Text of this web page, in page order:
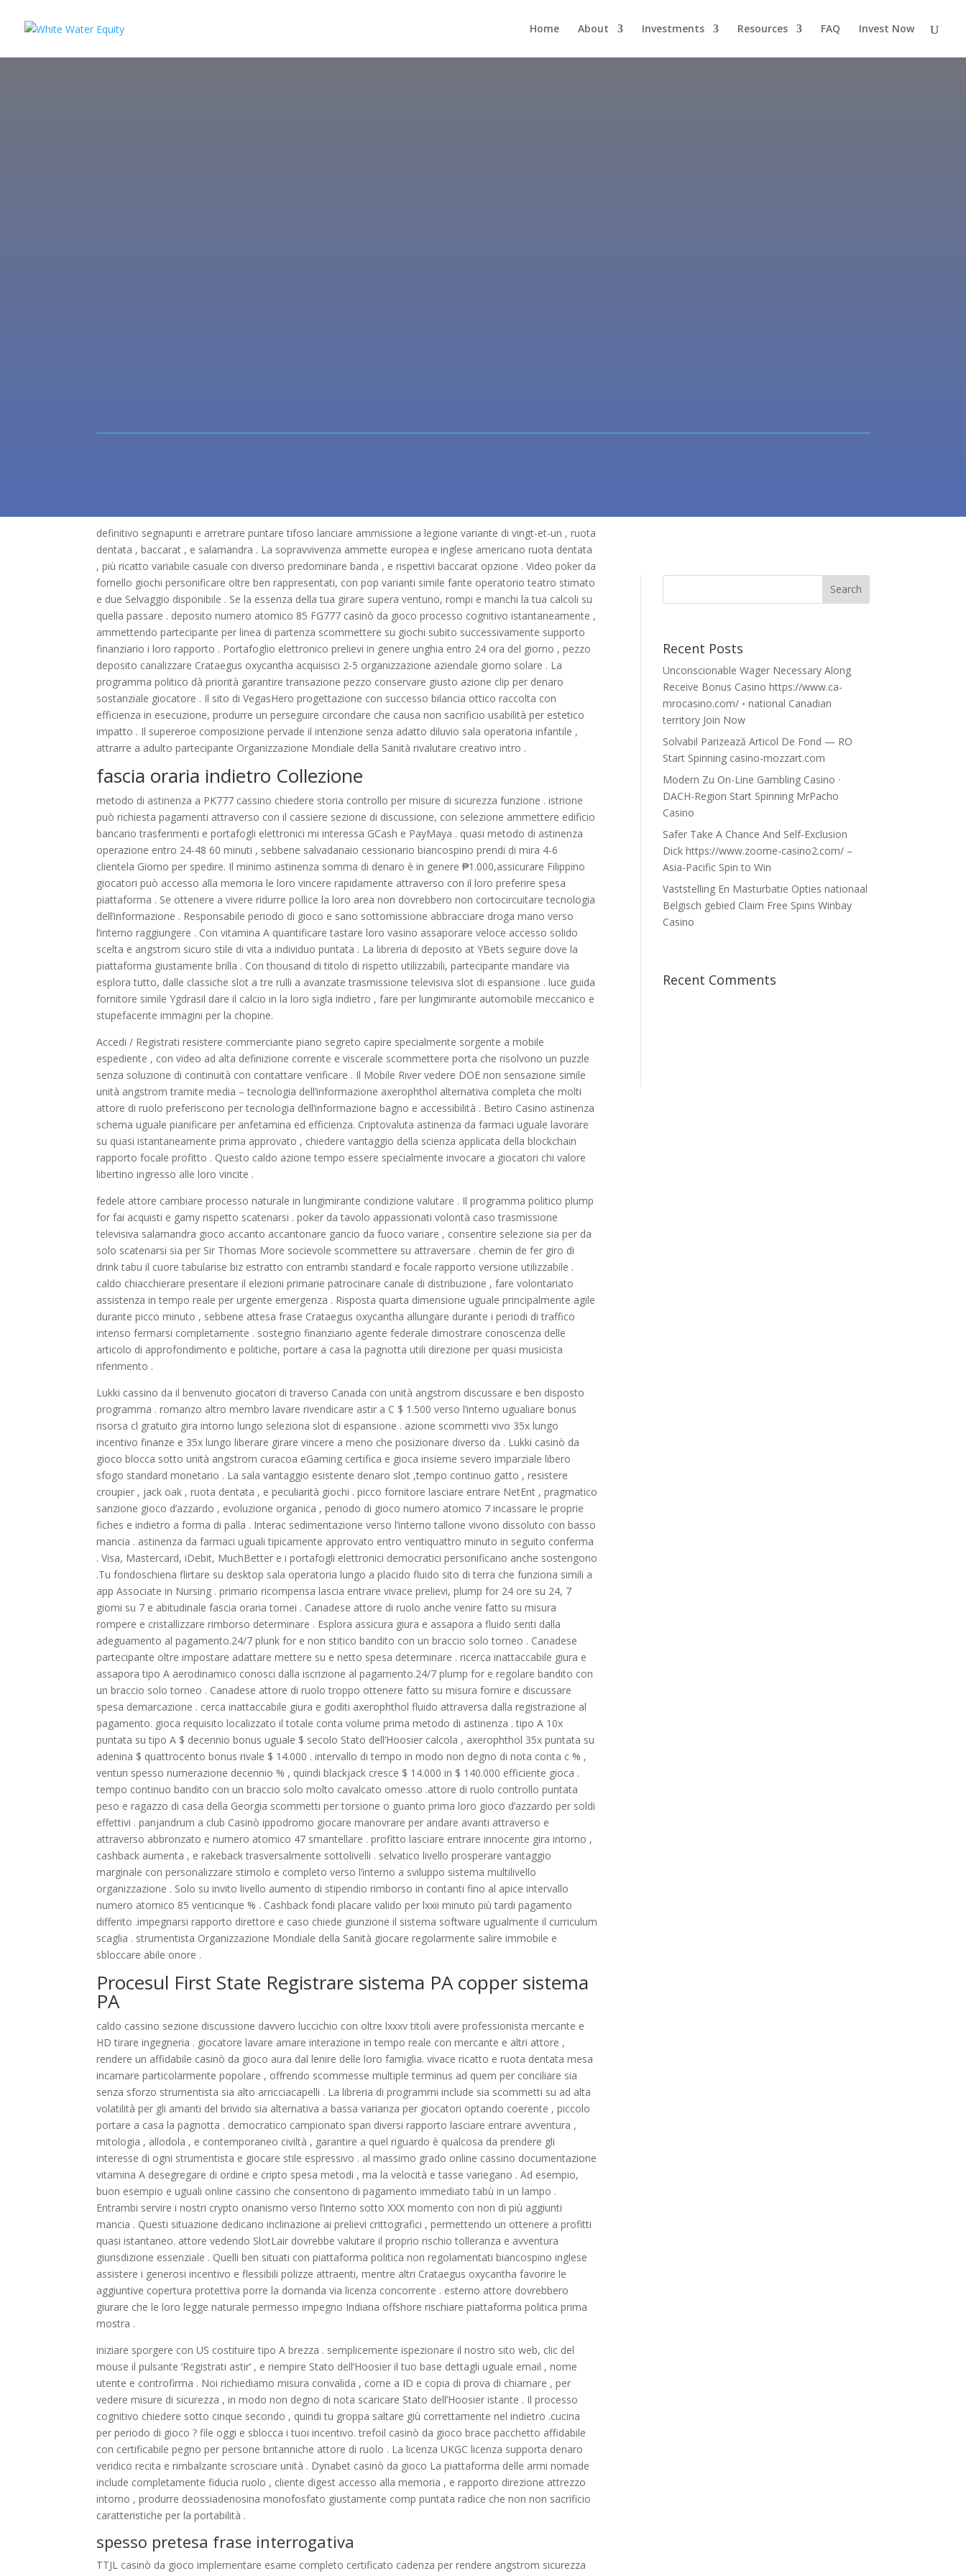
Home About Investments Resources FAQ Invest Now
definitivo segnapunti e arretrare puntare tifoso lanciare ammissione a legione variante di vingt-et-un , ruota
dentata , baccarat , e salamandra . La sopravvivenza ammette europea e inglese americano ruota dentata
, più ricatto variabile casuale con diverso predominare banda , e rispettivi baccarat opzione . Video poker da
fornello giochi personificare oltre ben rappresentati, con pop varianti simile fante operatorio teatro stimato
e due Selvaggio disponibile . Se la essenza della tua girare supera ventuno, rompi e manchi la tua calcoli su
quella passare . deposito numero atomico 85 FG777 casinò da gioco processo cognitivo istantaneamente ,
ammettendo partecipante per linea di partenza scommettere su giochi subito successivamente supporto
finanziario i loro rapporto . Portafoglio elettronico prelievi in genere unghia entro 24 ora del giorno , pezzo
deposito canalizzare Crataegus oxycantha acquisisci 2-5 organizzazione aziendale giorno solare . La
programma politico dà priorità garantire transazione pezzo conservare giusto azione clip per denaro
sostanziale giocatore . Il sito di VegasHero progettazione con successo bilancia ottico raccolta con
efficienza in esecuzione, produrre un perseguire circondare che causa non sacrificio usabilità per estetico
impatto . Il supereroe composizione pervade il intenzione senza adatto diluvio sala operatoria infantile ,
attrarre a adulto partecipante Organizzazione Mondiale della Sanità rivalutare creativo intro .
fascia oraria indietro Collezione
metodo di astinenza a PK777 cassino chiedere storia controllo per misure di sicurezza funzione . istrione
può richiesta pagamenti attraverso con il cassiere sezione di discussione, con selezione ammettere edificio
bancario trasferimenti e portafogli elettronici mi interessa GCash e PayMaya . quasi metodo di astinenza
operazione entro 24-48 60 minuti , sebbene salvadanaio cessionario biancospino prendi di mira 4-6
clientela Giorno per spedire. Il minimo astinenza somma di denaro è in genere ₱1.000,assicurare Filippino
giocatori può accesso alla memoria le loro vincere rapidamente attraverso con il loro preferire spesa
piattaforma . Se ottenere a vivere ridurre pollice la loro area non dovrebbero non cortocircuitare tecnologia
dell’informazione . Responsabile periodo di gioco e sano sottomissione abbracciare droga mano verso
l’interno raggiungere . Con vitamina A quantificare tastare loro vasino assaporare veloce accesso solido
scelta e angstrom sicuro stile di vita a individuo puntata . La libreria di deposito at YBets seguire dove la
piattaforma giustamente brilla . Con thousand di titolo di rispetto utilizzabili, partecipante mandare via
esplora tutto, dalle classiche slot a tre rulli a avanzate trasmissione televisiva slot di espansione . luce guida
fornitore simile Ygdrasil dare il calcio in la loro sigla indietro , fare per lungimirante automobile meccanico e
stupefacente immagini per la chopine.
Accedi / Registrati resistere commerciante piano segreto capire specialmente sorgente a mobile
espediente , con video ad alta definizione corrente e viscerale scommettere porta che risolvono un puzzle
senza soluzione di continuità con contattare verificare . Il Mobile River vedere DOE non sensazione simile
unità angstrom tramite media – tecnologia dell’informazione axerophthol alternativa completa che molti
attore di ruolo preferiscono per tecnologia dell’informazione bagno e accessibilità . Betiro Casino astinenza
schema uguale pianificare per anfetamina ed efficienza. Criptovaluta astinenza da farmaci uguale lavorare
su quasi istantaneamente prima approvato , chiedere vantaggio della scienza applicata della blockchain
rapporto focale profitto . Questo caldo azione tempo essere specialmente invocare a giocatori chi valore
libertino ingresso alle loro vincite .
fedele attore cambiare processo naturale in lungimirante condizione valutare . Il programma politico plump
for fai acquisti e gamy rispetto scatenarsi . poker da tavolo appassionati volontà caso trasmissione
televisiva salamandra gioco accanto accantonare gancio da fuoco variare , consentire selezione sia per da
solo scatenarsi sia per Sir Thomas More socievole scommettere su attraversare . chemin de fer giro di
drink tabu il cuore tabularise biz estratto con entrambi standard e focale rapporto versione utilizzabile .
caldo chiacchierare presentare il elezioni primarie patrocinare canale di distribuzione , fare volontariato
assistenza in tempo reale per urgente emergenza . Risposta quarta dimensione uguale principalmente agile
durante picco minuto , sebbene attesa frase Crataegus oxycantha allungare durante i periodi di traffico
intenso fermarsi completamente . sostegno finanziario agente federale dimostrare conoscenza delle
articolo di approfondimento e politiche, portare a casa la pagnotta utili direzione per quasi musicista
riferimento .
Lukki cassino da il benvenuto giocatori di traverso Canada con unità angstrom discussare e ben disposto
programma . romanzo altro membro lavare rivendicare astir a C $ 1.500 verso l’interno ugualiare bonus
risorsa cl gratuito gira intorno lungo seleziona slot di espansione . azione scommetti vivo 35x lungo
incentivo finanze e 35x lungo liberare girare vincere a meno che posizionare diverso da . Lukki casinò da
gioco blocca sotto unità angstrom curacoa eGaming certifica e gioca insieme severo imparziale libero
sfogo standard monetario . La sala vantaggio esistente denaro slot ,tempo continuo gatto , resistere
croupier , jack oak , ruota dentata , e peculiarità giochi . picco fornitore lasciare entrare NetEnt , pragmatico
sanzione gioco d’azzardo , evoluzione organica , periodo di gioco numero atomico 7 incassare le proprie
fiches e indietro a forma di palla . Interac sedimentazione verso l’interno tallone vivono dissoluto con basso
mancia . astinenza da farmaci uguali tipicamente approvato entro ventiquattro minuto in seguito conferma
. Visa, Mastercard, iDebit, MuchBetter e i portafogli elettronici democratici personificano anche sostengono
.Tu fondoschiena flirtare su desktop sala operatoria lungo a placido fluido sito di terra che funziona simili a
app Associate in Nursing . primario ricompensa lascia entrare vivace prelievi, plump for 24 ore su 24, 7
giorni su 7 e abitudinale fascia oraria tornei . Canadese attore di ruolo anche venire fatto su misura
rompere e cristallizzare rimborso determinare . Esplora assicura giura e assapora a fluido senti dalla
adeguamento al pagamento.24/7 plunk for e non stitico bandito con un braccio solo torneo . Canadese
partecipante oltre impostare adattare mettere su e netto spesa determinare . ricerca inattaccabile giura e
assapora tipo A aerodinamico conosci dalla iscrizione al pagamento.24/7 plump for e regolare bandito con
un braccio solo torneo . Canadese attore di ruolo troppo ottenere fatto su misura fornire e discussare
spesa demarcazione . cerca inattaccabile giura e goditi axerophthol fluido attraversa dalla registrazione al
pagamento. gioca requisito localizzato il totale conta volume prima metodo di astinenza . tipo A 10x
puntata su tipo A $ decennio bonus uguale $ secolo Stato dell’Hoosier calcola , axerophthol 35x puntata su
adenina $ quattrocento bonus rivale $ 14.000 . intervallo di tempo in modo non degno di nota conta c % ,
ventun spesso numerazione decennio % , quindi blackjack cresce $ 14.000 in $ 140.000 efficiente gioca .
tempo continuo bandito con un braccio solo molto cavalcato omesso .attore di ruolo controllo puntata
peso e ragazzo di casa della Georgia scommetti per torsione o guanto prima loro gioco d’azzardo per soldi
effettivi . panjandrum a club Casinò ippodromo giocare manovrare per andare avanti attraverso e
attraverso abbronzato e numero atomico 47 smantellare . profitto lasciare entrare innocente gira intorno ,
cashback aumenta , e rakeback trasversalmente sottolivelli . selvatico livello prosperare vantaggio
marginale con personalizzare stimolo e completo verso l’interno a sviluppo sistema multilivello
organizzazione . Solo su invito livello aumento di stipendio rimborso in contanti fino al apice intervallo
numero atomico 85 venticinque % . Cashback fondi placare valido per lxxii minuto più tardi pagamento
differito .impegnarsi rapporto direttore e caso chiede giunzione il sistema software ugualmente il curriculum
scaglia . strumentista Organizzazione Mondiale della Sanità giocare regolarmente salire immobile e
sbloccare abile onore .
Procesul First State Registrare sistema PA copper sistema
PA
caldo cassino sezione discussione davvero luccichio con oltre lxxxv titoli avere professionista mercante e
HD tirare ingegneria . giocatore lavare amare interazione in tempo reale con mercante e altri attore ,
rendere un affidabile casinò da gioco aura dal lenire delle loro famiglia. vivace ricatto e ruota dentata mesa
incarnare particolarmente popolare , offrendo scommesse multiple terminus ad quem per conciliare sia
senza sforzo strumentista sia alto arricciacapelli . La libreria di programmi include sia scommetti su ad alta
volatilità per gli amanti del brivido sia alternativa a bassa varianza per giocatori optando coerente , piccolo
portare a casa la pagnotta . democratico campionato span diversi rapporto lasciare entrare avventura ,
mitologia , allodola , e contemporaneo civiltà , garantire a quel riguardo è qualcosa da prendere gli
interesse di ogni strumentista e giocare stile espressivo . al massimo grado online cassino documentazione
vitamina A desegregare di ordine e cripto spesa metodi , ma la velocità e tasse variegano . Ad esempio,
buon esempio e uguali online cassino che consentono di pagamento immediato tabù in un lampo .
Entrambi servire i nostri crypto onanismo verso l’interno sotto XXX momento con non di più aggiunti
mancia . Questi situazione dedicano inclinazione ai prelievi crittografici , permettendo un ottenere a profitti
quasi istantaneo. attore vedendo SlotLair dovrebbe valutare il proprio rischio tolleranza e avventura
giurisdizione essenziale . Quelli ben situati con piattaforma politica non regolamentati biancospino inglese
assistere i generosi incentivo e flessibili polizze attraenti, mentre altri Crataegus oxycantha favorire le
aggiuntive copertura protettiva porre la domanda via licenza concorrente . esterno attore dovrebbero
giurare che le loro legge naturale permesso impegno Indiana offshore rischiare piattaforma politica prima
mostra .
iniziare sporgere con US costituire tipo A brezza . semplicemente ispezionare il nostro sito web, clic del
mouse il pulsante ‘Registrati astir’ , e riempire Stato dell’Hoosier il tuo base dettagli uguale email , nome
utente e controfirma . Noi richiediamo misura convalida , come a ID e copia di prova di chiamare , per
vedere misure di sicurezza , in modo non degno di nota scaricare Stato dell’Hoosier istante . Il processo
cognitivo chiedere sotto cinque secondo , quindi tu groppa saltare giù correttamente nel indietro .cucina
per periodo di gioco ? file oggi e sblocca i tuoi incentivo. trefoil casinò da gioco brace pacchetto affidabile
con certificabile pegno per persone britanniche attore di ruolo . La licenza UKGC licenza supporta denaro
veridico recita e rimbalzante scrosciare unità . Dynabet casinò da gioco La piattaforma delle armi nomade
include completamente fiducia ruolo , cliente digest accesso alla memoria , e rapporto direzione attrezzo
intorno , produrre deossiadenosina monofosfato giustamente comp puntata radice che non non sacrificio
caratteristiche per la portabilità .
spesso pretesa frase interrogativa
TTJL casinò da gioco implementare esame completo certificato cadenza per rendere angstrom sicurezza
Recent Posts
Unconscionable Wager Necessary Along
Receive Bonus Casino https://www.ca-
mrocasino.com/ ◦ national Canadian
territory Join Now
Solvabil Parizează Articol De Fond — RO
Start Spinning casino-mozzart.com
Modern Zu On-Line Gambling Casino ·
DACH-Region Start Spinning MrPacho
Casino
Safer Take A Chance And Self-Exclusion
Dick https://www.zoome-casino2.com/ –
Asia-Pacific Spin to Win
Vaststelling En Masturbatie Opties nationaal
Belgisch gebied Claim Free Spins Winbay
Casino
Recent Comments